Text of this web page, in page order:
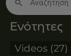
for:
Ενότητες
Videos (27)